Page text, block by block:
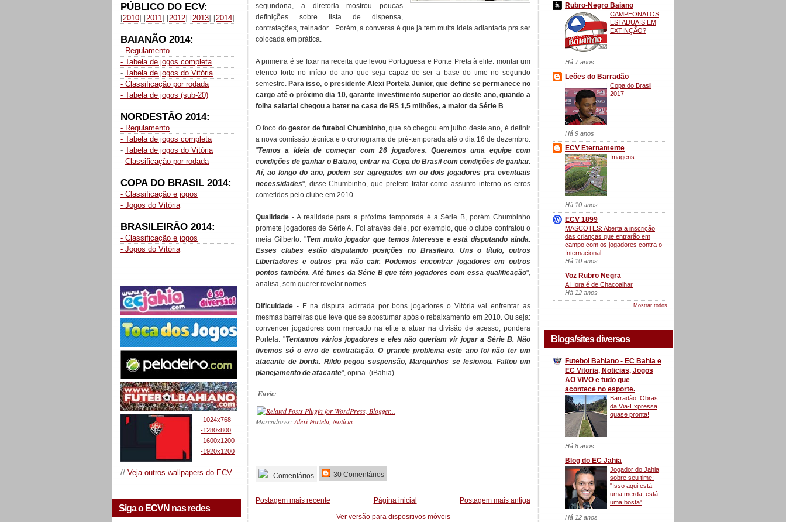
PÚBLICO DO ECV:
[2010] [2011] [2012] [2013] [2014]
BAIANÃO 2014:
- Regulamento
- Tabela de jogos completa
- Tabela de jogos do Vitória
- Classificação por rodada
- Tabela de jogos (sub-20)
NORDESTÃO 2014:
- Regulamento
- Tabela de jogos completa
- Tabela de jogos do Vitória
- Classificação por rodada
COPA DO BRASIL 2014:
- Classificação e jogos
- Jogos do Vitória
BRASILEIRÃO 2014:
- Classificação e jogos
- Jogos do Vitória
-1024x768
-1280x800
-1600x1200
-1920x1200
// Veja outros wallpapers do ECV
Siga o ECVN nas redes
segundona, a diretoria mostrou poucas
definições sobre lista de dispensa,
contratações, treinador... Porém, a conversa é que já tem muita ideia adiantada pra ser
colocada em prática.
A primeira é se fixar na receita que levou Portuguesa e Ponte Preta à elite: montar um
elenco forte no início do ano que seja capaz de ser a base do time no segundo
semestre. Para isso, o presidente Alexi Portela Junior, que define se permanece no
cargo até o próximo dia 10, garante investimento superior ao deste ano, quando a
folha salarial chegou a bater na casa de R$ 1,5 milhões, a maior da Série B.
O foco dogestor de futebol Chumbinho, que só chegou em julho deste ano, é definir
a nova comissão técnica e o cronograma de pré-temporada até o dia 16 de dezembro.
"Temos a ideia de começar com 26 jogadores. Queremos uma equipe com
condições de ganhar o Baiano, entrar na Copa do Brasil com condições de ganhar.
Aí, ao longo do ano, podem ser agregados um ou dois jogadores pra eventuais
necessidades", disse Chumbinho, que prefere tratar como assunto interno os erros
cometidos pelo clube em 2010.
Qualidade - A realidade para a próxima temporada é a Série B, porém Chumbinho
promete jogadores de Série A. Foi através dele, por exemplo, que o clube contratou o
meia Gilberto. "Tem muito jogador que temos interesse e está disputando ainda.
Esses clubes estão disputando posições no Brasileiro. Uns o título, outros
Libertadores e outros pra não cair. Podemos encontrar jogadores em outros
pontos também. Até times da Série B que têm jogadores com essa qualificação",
analisa, sem querer revelar nomes.
Dificuldade - E na disputa acirrada por bons jogadores o Vitória vai enfrentar as
mesmas barreiras que teve que se acostumar após o rebaixamento em 2010. Ou seja:
convencer jogadores com mercado na elite a atuar na divisão de acesso, pondera
Portela. "Tentamos vários jogadores e eles não queriam vir jogar a Série B. Não
tivemos só o erro de contratação. O grande problema este ano foi não ter um
atacante de borda. Rildo pegou suspensão, Marquinhos se lesionou. Faltou um
planejamento de atacante", opina. (iBahia)
Envie:
Marcadores:Alexi Portela, Notícia
Comentários 30 Comentários
Postagem mais recente Postagem mais antiga
Página inicial
Ver versão para dispositivos móveis
Rubro-Negro Baiano
CAMPEONATOS
ESTADUAIS EM
EXTINÇÃO?
Há 7 anos
Leões do Barradão
Copa do Brasil
2017
Há 9 anos
ECV Eternamente
Imagens
Há 10 anos
ECV 1899
MASCOTES: Aberta a inscrição
das crianças que entrarão em
campo com os jogadores contra o
Internacional
Há 10 anos
Voz Rubro Negra
A Hora é de Chacoalhar
Há 12 anos
Mostrar todos
Blogs/sites diversos
Futebol Bahiano - EC Bahia e
EC Vitoria, Noticias, Jogos
AO VIVO e tudo que
acontece no esporte.
Barradão: Obras
da Via-Expressa
quase pronta!
Há 8 anos
Blog do EC Jahia
Jogador do Jahia
sobre seu time:
"Isso aqui está
uma merda, está
uma bosta"
Há 12 anos